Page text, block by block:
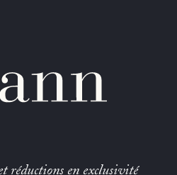
réductions en exclusivité